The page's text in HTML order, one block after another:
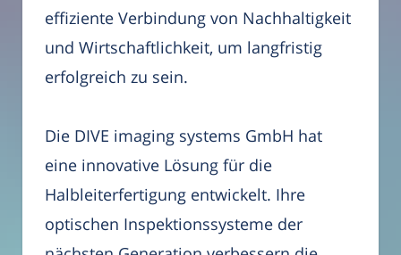
effiziente Verbindung von Nachhaltigkeit
und Wirtschaftlichkeit, um langfristig
erfolgreich zu sein.
Die DIVE imaging systems GmbH hat
eine innovative Lösung für die
Halbleiterfertigung entwickelt. Ihre
optischen Inspektionssysteme der